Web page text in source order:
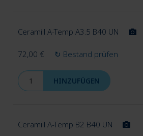
Ceramill Wax
Ceramill A-Temp A3.5 B40 UN
72,00 € ↻ Bestand prüfen
HINZUFÜGEN
Ceramill A-Temp B2 B40 UN